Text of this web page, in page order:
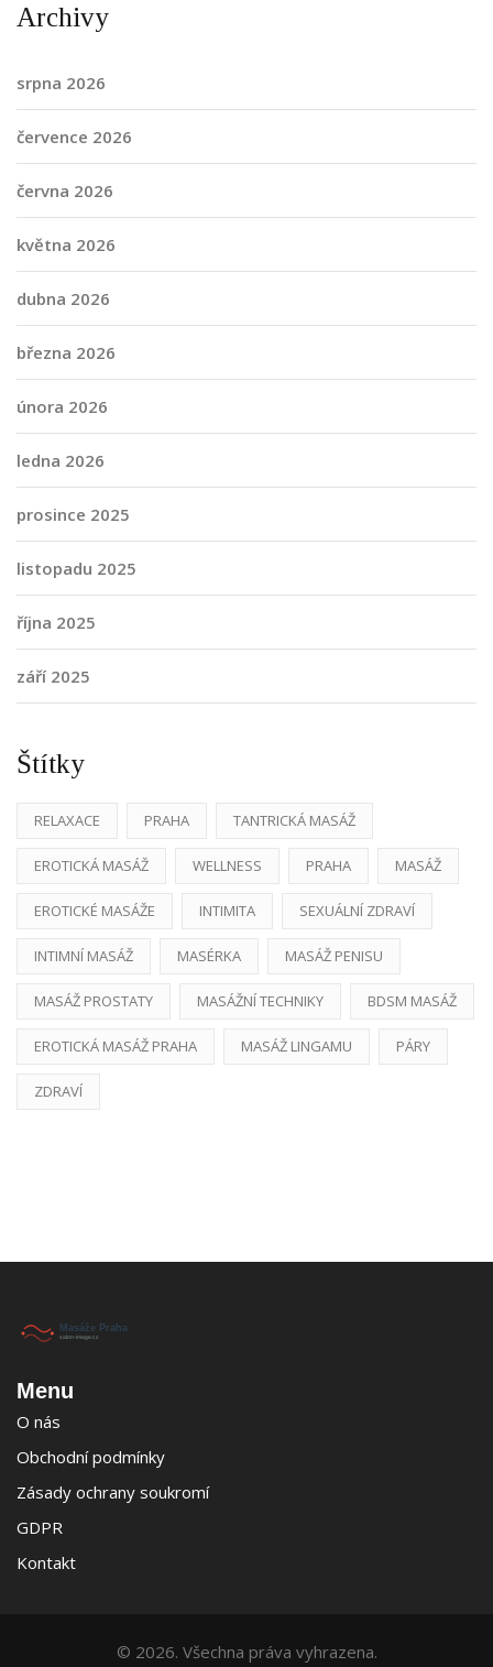
Archivy
srpna 2026
července 2026
června 2026
května 2026
dubna 2026
března 2026
února 2026
ledna 2026
prosince 2025
listopadu 2025
října 2025
září 2025
Štítky
RELAXACE PRAHA TANTRICKÁ MASÁŽ
EROTICKÁ MASÁŽ WELLNESS PRAHA MASÁŽ
EROTICKÉ MASÁŽE INTIMITA SEXUÁLNÍ ZDRAVÍ
INTIMNÍ MASÁŽ MASÉRKA MASÁŽ PENISU
MASÁŽ PROSTATY MASÁŽNÍ TECHNIKY BDSM MASÁŽ
EROTICKÁ MASÁŽ PRAHA MASÁŽ LINGAMU PÁRY
ZDRAVÍ
Menu
O nás
Obchodní podmínky
Zásady ochrany soukromí
GDPR
Kontakt
© 2026. Všechna práva vyhrazena.